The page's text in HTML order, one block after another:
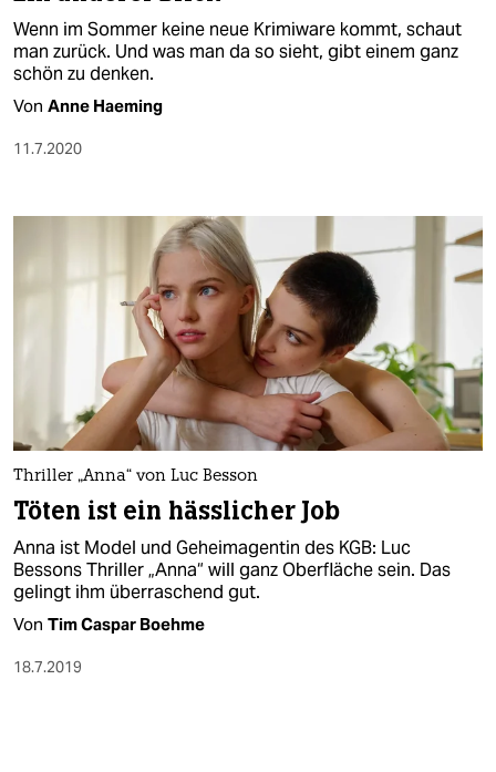
Wenn im Sommer keine neue Krimiware kommt, schaut
man zurück. Und was man da so sieht, gibt einem ganz
schön zu denken.
Von Anne Haeming
11.7.2020
Thriller „Anna“ von Luc Besson
Töten ist ein hässlicher Job
Anna ist Model und Geheimagentin des KGB: Luc
Bessons Thriller „Anna“ will ganz Oberfläche sein. Das
gelingt ihm überraschend gut.
Von Tim Caspar Boehme
18.7.2019